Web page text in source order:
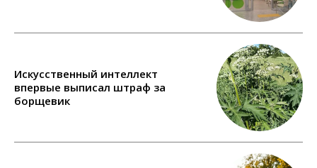
Искусственный интеллект
впервые выписал штраф за
борщевик